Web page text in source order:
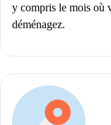
y compris le mois où
déménagez.